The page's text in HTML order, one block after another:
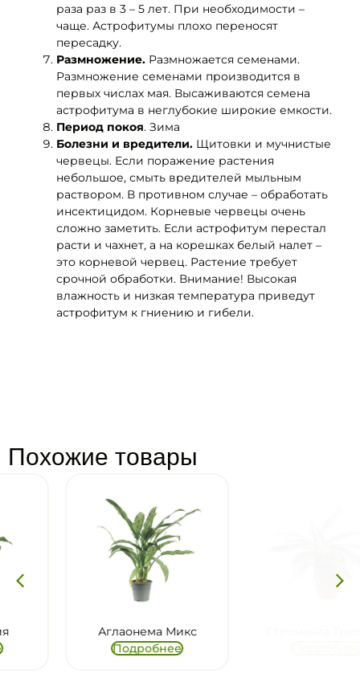
раза раз в 3 – 5 лет. При необходимости –
чаще. Астрофитумы плохо переносят
пересадку.
Размножение. Размножается семенами.
Размножение семенами производится в
первых числах мая. Высаживаются семена
астрофитума в неглубокие широкие емкости.
Период покоя. Зима
Болезни и вредители. Щитовки и мучнистые
червецы. Если поражение растения
небольшое, смыть вредителей мыльным
раствором. В противном случае – обработать
инсектицидом. Корневые червецы очень
сложно заметить. Если астрофитум перестал
расти и чахнет, а на корешках белый налет –
это корневой червец. Растение требует
срочной обработки. Внимание! Высокая
влажность и низкая температура приведут
астрофитум к гниению и гибели.
Похожие товары
Аглаонема Микс
Подробнее